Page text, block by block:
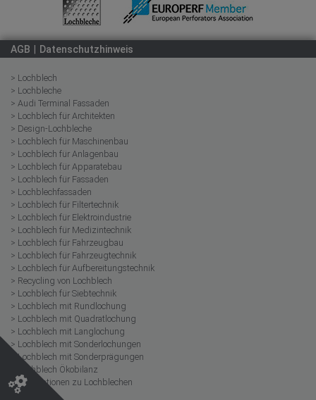
AGB Datenschutzhinweis
> Lochblech
> Lochbleche
> Audi Terminal Fassaden
> Lochblech für Architekten
> Design-Lochbleche
> Lochblech für Maschinenbau
> Lochblech für Anlagenbau
> Lochblech für Apparatebau
> Lochblech für Fassaden
> Lochblechfassaden
> Lochblech für Filtertechnik
> Lochblech für Elektroindustrie
> Lochblech für Medizintechnik
> Lochblech für Fahrzeugbau
> Lochblech für Fahrzeugtechnik
> Lochblech für Aufbereitungstechnik
> Recycling von Lochblech
> Lochblech für Siebtechnik
> Lochblech mit Rundlochung
> Lochblech mit Quadratlochung
> Lochblech mit Langlochung
> Lochblech mit Sonderlochungen
> Lochblech mit Sonderprägungen
> Lochblech Ökobilanz
> Informationen zu Lochblechen